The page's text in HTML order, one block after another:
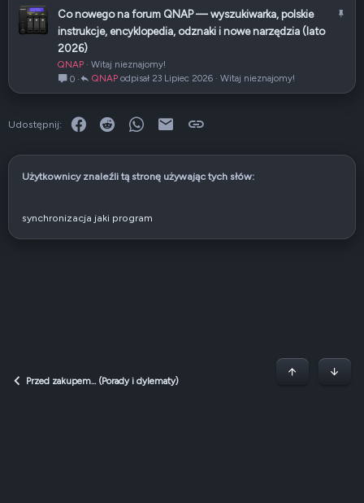
i
Co nowego na forum QNAP — wyszukiwarka, polskie
instrukcje, encyklopedia, odznaki i nowe narzędzia (lato
2026)
QNAP
Witaj nieznajomy!
0
Witaj nieznajomy!
23 Lipiec 2026
QNAP
Udostępnij: Facebook
Reddit WhatsApp
E-mailLink
Użytkownicy znaleźli tą stronę używając tych słów:
synchronizacja jaki program
Przed zakupem... (Porady i dylematy) PoczątekDół